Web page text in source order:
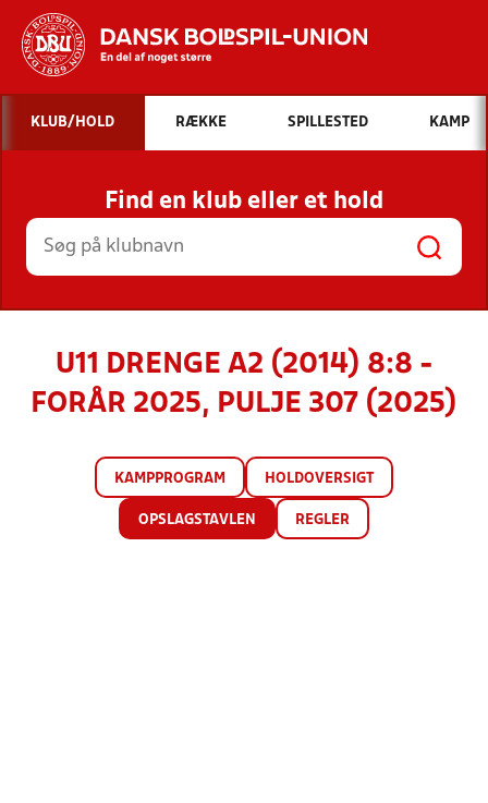
Hvad vil du søge efter?
INDHOLD OG NYHEDER
STILLINGER, RESULTATER, KLUBBER OG
HOLD
KLUB/HOLD RÆKKE SPILLESTED KAMP
Find en klub eller et hold
U11 DRENGE A2 (2014) 8:8 -
FORÅR 2025, PULJE 307 (2025)
KAMPPROGRAM HOLDOVERSIGT
OPSLAGSTAVLEN REGLER